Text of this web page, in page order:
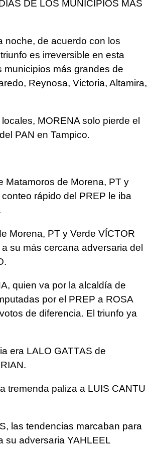
DE LOS MUNICIPIOS MÁS
noche, de acuerdo con los
es irreversible en esta
más grandes de
Reynosa, Victoria, Altamira,
MORENA solo pierde el
PAN en Tampico.
Matamoros de Morena, PT y
rápido del PREP le iba
Morena, PT y Verde VÍCTOR
su más cercana adversaria del
quien va por la alcaldía de
por el PREP a ROSA
de diferencia. El triunfo ya
era LALO GATTAS de
tremenda paliza a LUIS CANTU
las tendencias marcaban para
su adversaria YAHLEEL